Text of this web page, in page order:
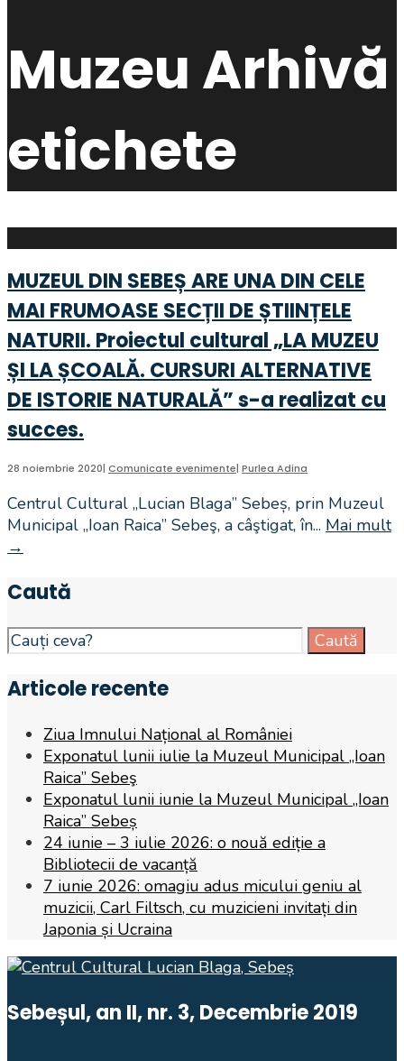
Muzeu Arhivă
etichete
MUZEUL DIN SEBEȘ ARE UNA DIN CELE
MAI FRUMOASE SECȚII DE ȘTIINȚELE
NATURII. Proiectul cultural „LA MUZEU
ȘI LA ȘCOALĂ. CURSURI ALTERNATIVE
DE ISTORIE NATURALĂ” s-a realizat cu
succes.
28 noiembrie 2020| Comunicate evenimente| Purlea Adina
Centrul Cultural „Lucian Blaga” Sebeș, prin Muzeul
Municipal „Ioan Raica” Sebeş, a câştigat, în... Mai mult
→
SEBEȘ
UNA
DIN
CELE
MAI
SECȚII
DE
ȘTIINȚELE
NATURII.
Proiectul
cultural
„LA
MUZEU
LA
ȘCOALĂ.
CURSURI
ALTERNATIVE
DE
Caută
Search
for:
Caută
Articole recente
Ziua Imnului Național al României
Exponatul lunii iulie la Muzeul Municipal „Ioan
Raica” Sebeş
Exponatul lunii iunie la Muzeul Municipal „Ioan
Raica” Sebeș
24 iunie – 3 iulie 2026: o nouă ediție a
Bibliotecii de vacanță
7 iunie 2026: omagiu adus micului geniu al
muzicii, Carl Filtsch, cu muzicieni invitați din
Japonia și Ucraina
Sebeșul, an II, nr. 3, Decembrie 2019